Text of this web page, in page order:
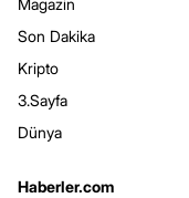
Magazin
Son Dakika
Kripto
3.Sayfa
Dünya
Haberler.com